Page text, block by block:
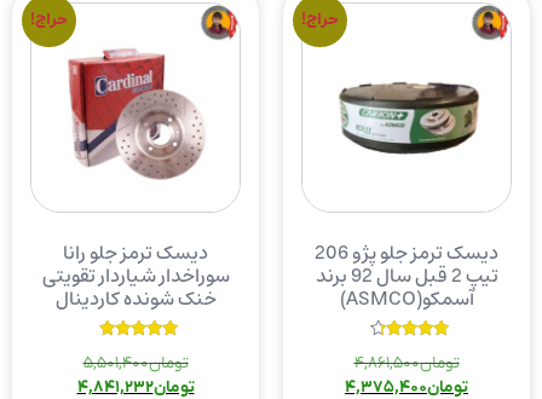
حراج!
دیسک ترمز جلو پژو 206
تیپ 2 قبل سال 92 برند
آسمکو(ASMCO)
4.00
از 5
تومان4,861,500
تومان4,375,400
حراج!
دیسک ترمز جلو رانا
سوراخدار شیاردار تقویتی
خنک شونده کاردینال
5.00
از 5
تومان5,501,400
تومان4,841,232